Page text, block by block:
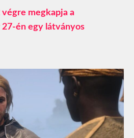
megkapja a
én egy látványos